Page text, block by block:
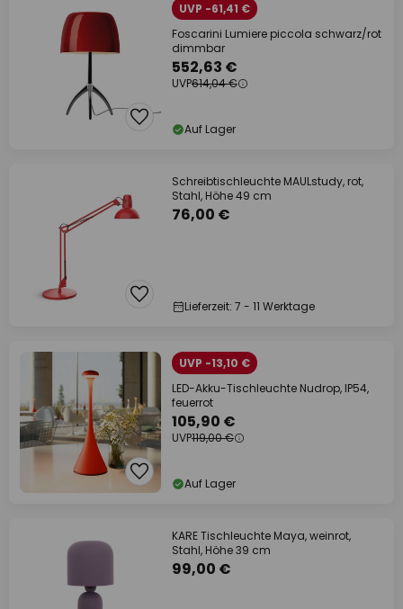
UVP -61,41 €
Foscarini Lumiere piccola schwarz/rot
dimmbar
552,63 €
UVP614,04 €
Auf Lager
Schreibtischleuchte MAULstudy, rot,
Stahl, Höhe 49 cm
76,00 €
Lieferzeit: 7 - 11 Werktage
UVP -13,10 €
LED-Akku-Tischleuchte Nudrop, IP54,
feuerrot
105,90 €
UVP119,00 €
Auf Lager
KARE Tischleuchte Maya, weinrot,
Stahl, Höhe 39 cm
99,00 €